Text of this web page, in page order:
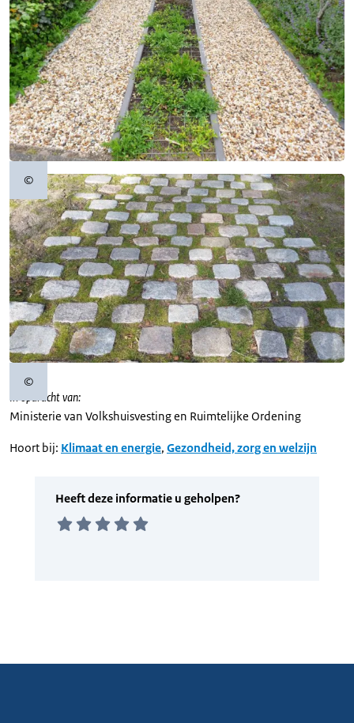
©Copyrightinformatie
©Copyrightinformatie
In opdracht van:
Ministerie van Volkshuisvesting en Ruimtelijke Ordening
Hoort bij: Klimaat en energie, Gezondheid, zorg en welzijn